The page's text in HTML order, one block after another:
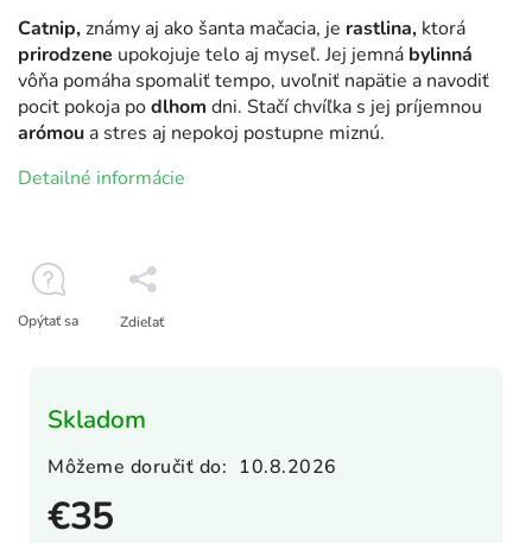
€35
Skladom
Môžeme doručiť do: 10.8.2026
Catnip,známy aj ako šanta mačacia, je rastlina, ktorá
prirodzene upokojuje telo aj myseľ. Jej jemná bylinná
vôňa pomáha spomaliť tempo, uvoľniť napätie a navodiť
pocit pokoja podlhom dni. Stačí chvíľka s jej príjemnou
arómou a stres aj nepokoj postupne miznú.
Detailné informácie
Opýtať sa Zdieľať